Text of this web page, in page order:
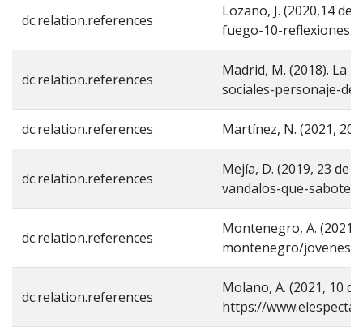
dc.relation.references
Lozano, J. (2020,14
fuego-10-reflexiones-
dc.relation.references
Madrid, M. (2018). La
sociales-personaje-
dc.relation.references Martínez, N. (2021, 20
dc.relation.references
Mejía, D. (2019, 23 de
vandalos-que-
dc.relation.references
Montenegro, A.
montenegro/jovenes-
dc.relation.references
Molano, A. (2021, 10
https://